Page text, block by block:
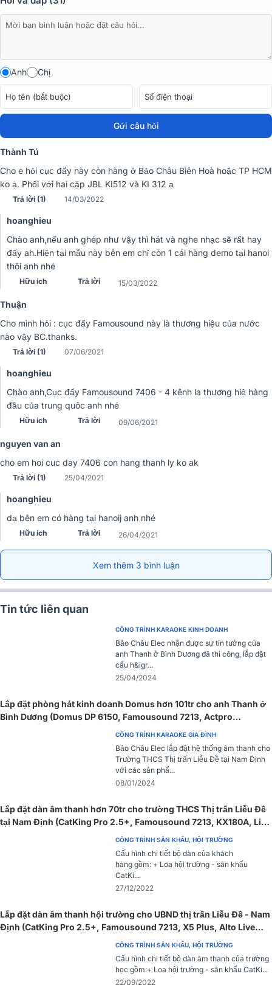
thanh khác như loa karaoke, loa sub, vang số,... để tạo nên hệ
thống âm thanh chuyên nghiệp.
Liên hệ ngay với chúng tôi để được tư vấn và mua những thiết bị
âm thanh chính hãng, và nhận được những ưu đãi thật hấp dẫn!
suất Famousound chính hãng, giá rẻ tại
Bảo Châu Elec
hay nhất được bán tại Bảo Châu Elec...
Cục đẩy BMB Cục đẩy APP
Anh Chị
Gửi câu hỏi
Thành Tú
Cho e hỏi cục đẩy này còn hàng ở Bảo Châu Biên Hoà hoặc TP HCM
ko ạ. Phối với hai cặp JBL KI512 và KI 312 ạ
Trả lời (1) 14/03/2022
hoanghieu
Chào anh,nếu anh ghép như vậy thì hát và nghe nhạc sẽ rất hay
đấy ah.Hiện tại mẫu này bên em chỉ còn 1 cái hàng demo tại hanoi
thôi anh nhé
Hữu ích Trả lời 15/03/2022
Thuận
Cho mình hỏi : cục đẩy Famousound này là thương hiệu của nước
nào vậy BC.thanks.
Trả lời (1) 07/06/2021
hoanghieu
Chào anh,Cục đẩy Famousound 7406 - 4 kênh la thương hiệ hàng
đầu của trung quôc anh nhé
Hữu ích Trả lời 09/06/2021
nguyen van an
cho em hoi cuc day 7406 con hang thanh ly ko ak
Trả lời (1) 25/04/2021
hoanghieu
dạ bên em có hàng tại hanoij anh nhé
Hữu ích Trả lời 26/04/2021
Xem thêm 3 bình luận
Tin tức liên quan
CÔNG TRÌNH KARAOKE KINH DOANH
Bảo Châu Elec nhận được sự tin tưởng của
anh Thanh ở Bình Dương đã thi công, lắp đặt
cấu h&igr...
25/04/2024
Lắp đặt phòng hát kinh doanh Domus hơn 101tr cho anh Thanh ở
Bình Dương (Domus DP 6150, Famousound 7213, Actpro
CÔNG TRÌNH KARAOKE GIA ĐÌNH
Bảo Châu Elec lắp đặt hệ thống âm thanh cho
Trường THCS Thị trấn Liễu Đề tại Nam Định
với các sản phẩ...
08/01/2024
Lắp đặt dàn âm thanh hơn 70tr cho trường THCS Thị trấn Liễu Đề
tại Nam Định (CatKing Pro 2.5+, Famousound 7213, KX180A, Live
CÔNG TRÌNH SÂN KHẤU, HỘI TRƯỜNG
Cấu hình chi tiết bộ dàn của khách
hàng gồm: + Loa hội trường - sân khấu
CatKi...
27/12/2022
Lắp đặt dàn âm thanh hội trường cho UBND thị trấn Liễu Đề - Nam
Định (CatKing Pro 2.5+, Famousound 7213, X5 Plus, Alto Live
CÔNG TRÌNH SÂN KHẤU, HỘI TRƯỜNG
Cấu hình chi tiết bộ dàn âm thanh của trường
học gồm:+ Loa hội trường - sân khấu CatKi...
22/09/2022